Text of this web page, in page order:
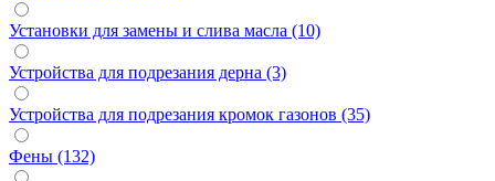
Установки для замены и слива масла (10)
Устройства для подрезания дерна (3)
Устройства для подрезания кромок газонов (35)
Фены (132)